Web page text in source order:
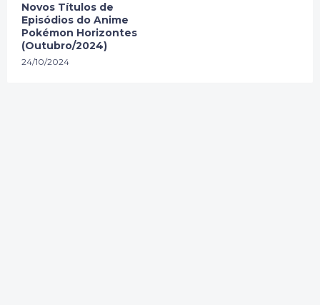
Novos Títulos de
Episódios do Anime
Pokémon Horizontes
(Outubro/2024)
24/10/2024